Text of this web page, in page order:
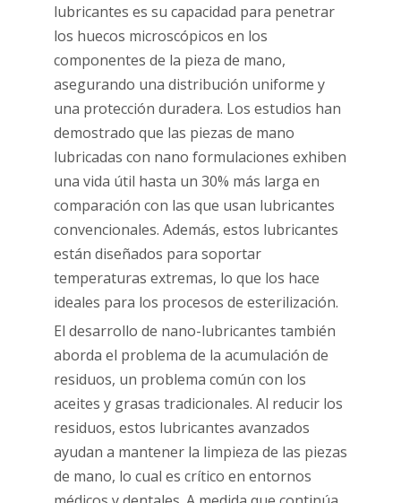
lubricantes es su capacidad para penetrar
los huecos microscópicos en los
componentes de la pieza de mano,
asegurando una distribución uniforme y
una protección duradera. Los estudios han
demostrado que las piezas de mano
lubricadas con nano formulaciones exhiben
una vida útil hasta un 30% más larga en
comparación con las que usan lubricantes
convencionales. Además, estos lubricantes
están diseñados para soportar
temperaturas extremas, lo que los hace
ideales para los procesos de esterilización.
El desarrollo de nano-lubricantes también
aborda el problema de la acumulación de
residuos, un problema común con los
aceites y grasas tradicionales. Al reducir los
residuos, estos lubricantes avanzados
ayudan a mantener la limpieza de las piezas
de mano, lo cual es crítico en entornos